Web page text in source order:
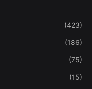
(423)
(186)
(75)
(15)